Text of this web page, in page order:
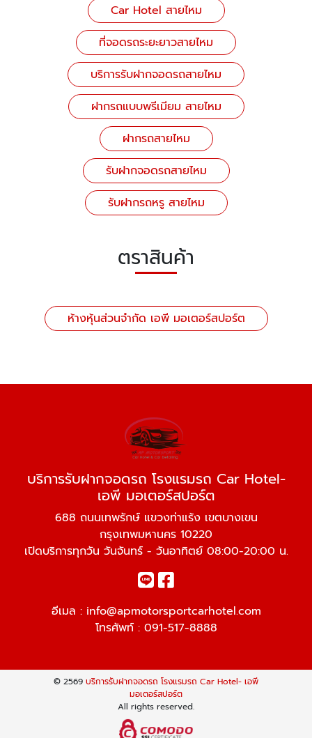
Car Hotel สายไหม
ที่จอดรถระยะยาวสายไหม
บริการรับฝากจอดรถสายไหม
ฝากรถแบบพรีเมียม สายไหม
ฝากรถสายไหม
รับฝากจอดรถสายไหม
รับฝากรถหรู สายไหม
ตราสินค้า
ห้างหุ้นส่วนจำกัด เอพี มอเตอร์สปอร์ต
บริการรับฝากจอดรถ โรงแรมรถ Car Hotel-
เอพี มอเตอร์สปอร์ต
688 ถนนเทพรักษ์ แขวงท่าแร้ง เขตบางเขน
กรุงเทพมหานคร 10220
เปิดบริการทุกวัน วันจันทร์ - วันอาทิตย์ 08:00-20:00 น.
อีเมล : info@apmotorsportcarhotel.com
โทรศัพท์ : 091-517-8888
© 2569 บริการรับฝากจอดรถ โรงแรมรถ Car Hotel- เอพี
มอเตอร์สปอร์ต
All rights reserved.